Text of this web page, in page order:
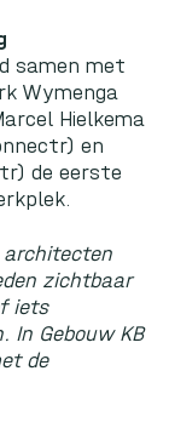
samen met
Wymenga
Hielkema
en
de eerste
architecten
zichtbaar
iets
In Gebouw KB
de